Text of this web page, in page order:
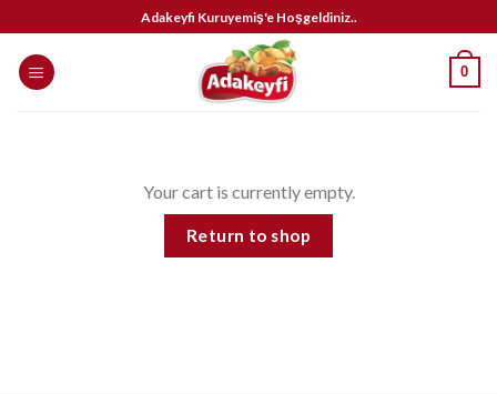
atla
Adakeyfi Kuruyemiş'e Hoşgeldiniz..
0
Your cart is currently empty.
Return to shop